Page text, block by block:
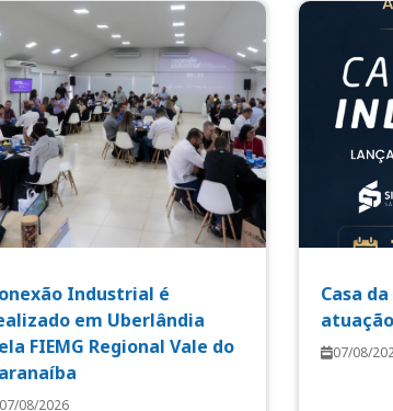
Industrial é
em Uberlândia
FIEMG Regional Vale do
07/08/2026
Casa
07/08/